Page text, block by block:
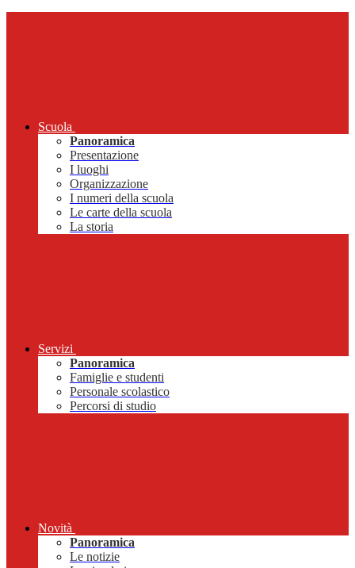
Scuola
Panoramica
Presentazione
I luoghi
Organizzazione
I numeri della scuola
Le carte della scuola
La storia
Servizi
Panoramica
Famiglie e studenti
Personale scolastico
Percorsi di studio
Novità
Panoramica
Le notizie